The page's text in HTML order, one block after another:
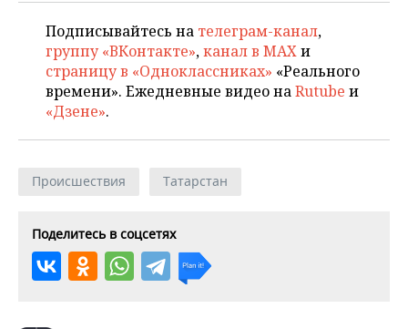
Подписывайтесь на телеграм-канал,
группу «ВКонтакте»,канал в MAXи
страницу в «Одноклассниках» «Реального
времени». Ежедневные видео наRutube и
«Дзене».
Происшествия Татарстан
Поделитесь в соцсетях